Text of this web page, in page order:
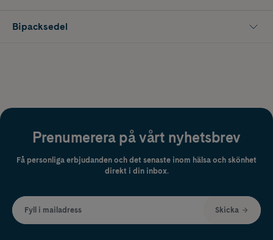
Bipacksedel
Prenumerera på vårt nyhetsbrev
Få personliga erbjudanden och det senaste inom hälsa och skönhet
direkt i din inbox.
Fyll i mailadress Skicka